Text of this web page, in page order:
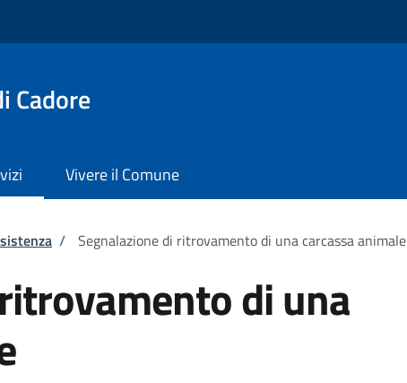
Cadore
Vivere il Comune
/ Segnalazione di ritrovamento di una carcassa animale
di una